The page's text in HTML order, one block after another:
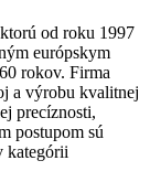
od roku 1997
európskym
rokov. Firma
a výrobu kvalitnej
precíznosti,
postupom sú
kategórii